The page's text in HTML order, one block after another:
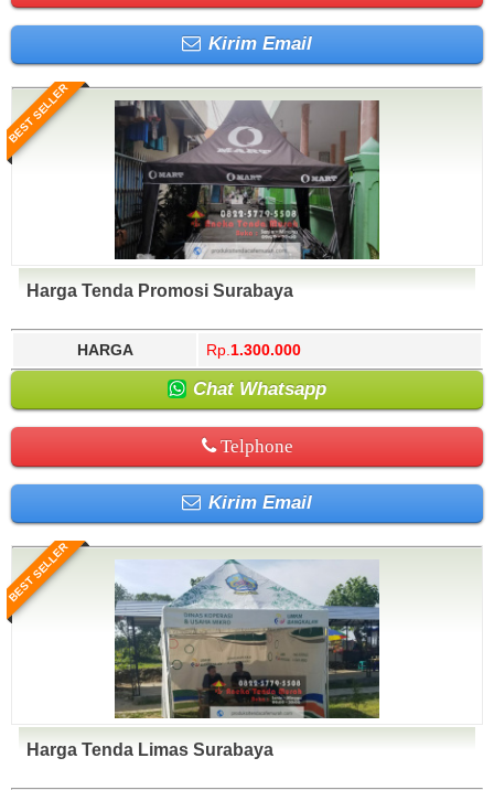
Kirim Email
BEST SELLER
Harga Tenda Promosi Surabaya
HARGA Rp. 1.300.000
Chat Whatsapp
Telphone
Kirim Email
BEST SELLER
Harga Tenda Limas Surabaya